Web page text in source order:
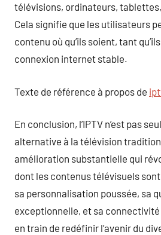
télévisions, ordinateurs,
Cela signifie que les utilisateurs
contenu où qu’ils soient, tant
connexion internet stable.
Texte de référence à propos de
En conclusion, l’IPTV n’est pas
alternative à la télévision
amélioration substantielle qui
dont les contenus télévisuels
sa personnalisation poussée, sa
exceptionnelle, et sa connectivité
en train de redéfinir l’avenir du